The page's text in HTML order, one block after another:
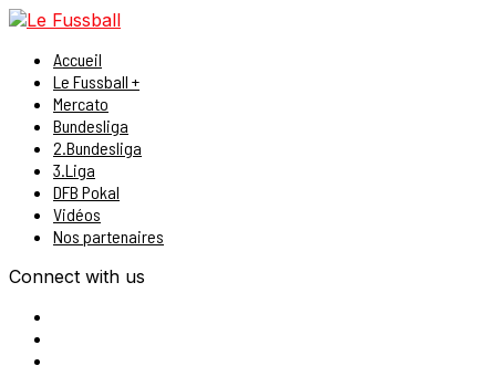
Accueil
Le Fussball +
Mercato
Bundesliga
2.Bundesliga
3.Liga
DFB Pokal
Vidéos
Nos partenaires
Connect with us